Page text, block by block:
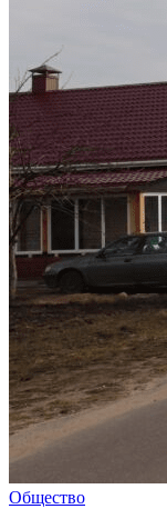
Общество